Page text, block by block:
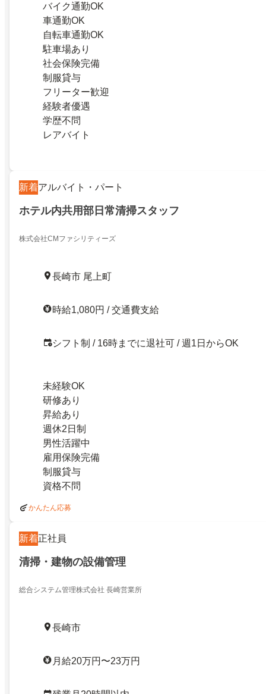
バイク通勤OK
車通勤OK
自転車通勤OK
駐車場あり
社会保険完備
制服貸与
フリーター歓迎
経験者優遇
学歴不問
レアバイト
新着アルバイト・パート
ホテル内共用部日常清掃スタッフ
株式会社CMファシリティーズ
長崎市 尾上町
時給1,080円 / 交通費支給
シフト制 / 16時までに退社可 / 週1日からOK
未経験OK
研修あり
昇給あり
週休2日制
男性活躍中
雇用保険完備
制服貸与
資格不問
かんたん応募
新着正社員
清掃・建物の設備管理
総合システム管理株式会社 長崎営業所
長崎市
月給20万円〜23万円